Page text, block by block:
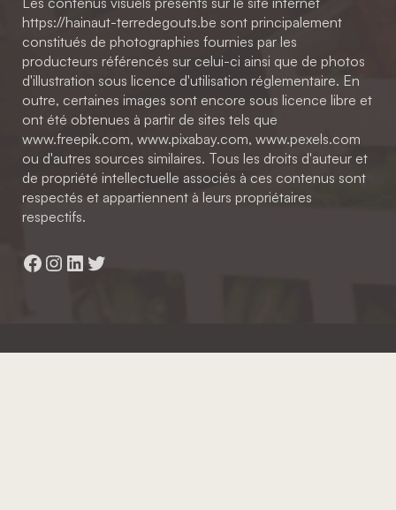
https://hainaut-terredegouts.be sont principalement
constitués de photographies fournies par les
producteurs référencés sur celui-ci ainsi que de photos
d'illustration sous licence d'utilisation réglementaire. En
outre, certaines images sont encore sous licence libre et
ont été obtenues à partir de sites tels que
www.freepik.com, www.pixabay.com, www.pexels.com
ou d'autres sources similaires. Tous les droits d'auteur et
de propriété intellectuelle associés à ces contenus sont
respectés et appartiennent à leurs propriétaires
respectifs.
Facebook
Instagram
LinkedIn
Twitter